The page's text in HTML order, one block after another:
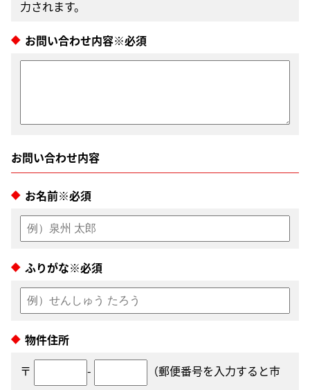
力されます。
お問い合わせ内容※必須
お名前※必須
ふりがな※必須
物件住所
〒
- （郵便番号を入力すると市